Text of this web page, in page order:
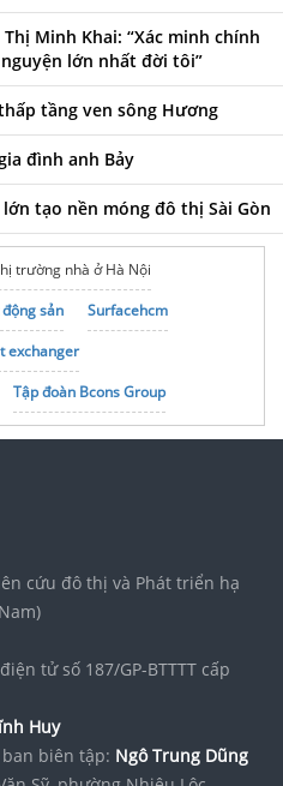
Minh Khai: “Xác minh chính
lớn nhất đời tôi”
tầng ven sông Hương
đình anh Bảy
tạo nền móng đô thị Sài Gòn
trường nhà ở Hà Nội
sản
Surfacehcm
exchanger
Tập đoàn Bcons Group
cứu đô thị và Phát triển hạ
tử số 187/GP-BTTTT cấp
Huy
biên tập: Ngô Trung Dũng